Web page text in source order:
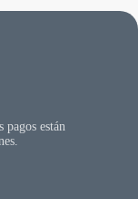
pagos están